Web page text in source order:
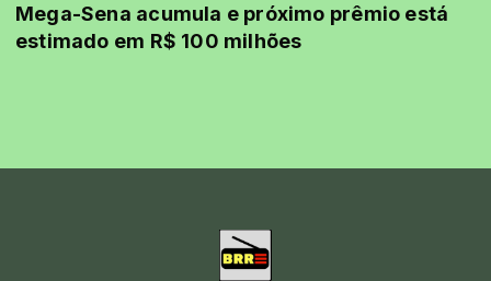
Mega-Sena acumula e próximo prêmio está
estimado em R$ 100 milhões